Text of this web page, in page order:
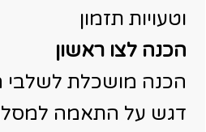
וטעויות תזמון
הכנה לצו ראשון
הכנה מושכלת לשלבי
דגש על התאמה